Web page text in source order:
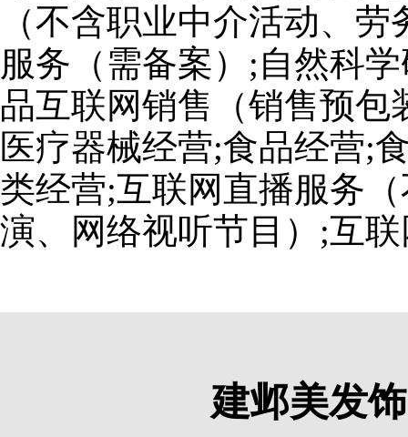
（不含职业中介活动、
服务（需备案）;自然科
品互联网销售（销售预
医疗器械经营;食品经营;
类经营;互联网直播服务
演、网络视听节目）;互
建邺美发